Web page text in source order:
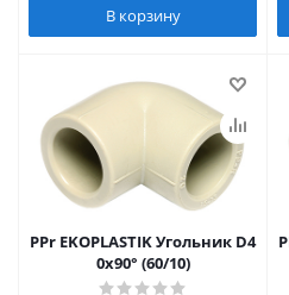
В корзину
PPr EKOPLASTIK Угольник D4
0х90° (60/10)